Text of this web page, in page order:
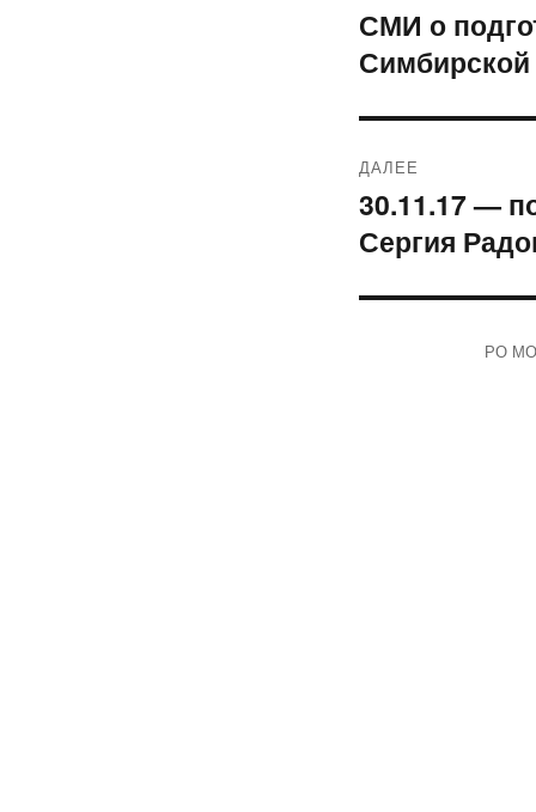
по
записям
Предыдущая
запись:
СМИ о
Симбирской
ДАЛЕЕ
Следующая
запись:
30.11.17 —
Сергия
РО